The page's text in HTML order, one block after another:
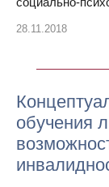
28.11.2018
обучения